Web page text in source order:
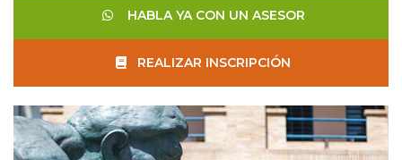
HABLA YA CON UN ASESOR
REALIZAR INSCRIPCIÓN